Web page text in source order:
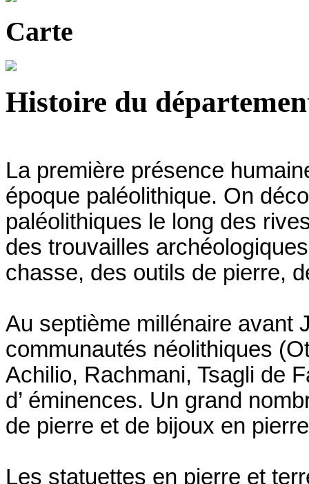
Carte
Histoire du
La première présence
époque paléolithique. On
paléolithiques le long des
des trouvailles
chasse, des outils de pierre,
Au septième millénaire avant
communautés néolithiques
Achilio, Rachmani, Tsagli de
d’ éminences. Un grand
de pierre et de bijoux en
Les statuettes en pierre et